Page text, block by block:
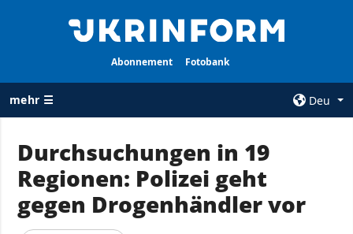
Abonnement Fotobank
mehr ☰
Deu
ALLE
RUBRIKEN
Krieg
AGENTUR
Über uns
Durchsuchungen in 19
Regionen: Polizei geht
gegen Drogenhändler vor